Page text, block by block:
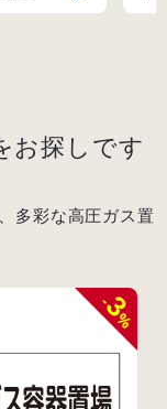
お探しです
多彩な高圧ガス置
-
3
%